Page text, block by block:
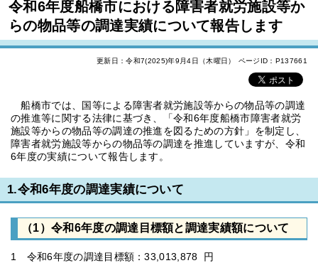
令和6年度船橋市における障害者就労施設等か
らの物品等の調達実績について報告します
更新日：令和7(2025)年9月4日（木曜日） ページID：P137661
船橋市では、国等による障害者就労施設等からの物品等の調達
の推進等に関する法律に基づき、「令和6年度船橋市障害者就労
施設等からの物品等の調達の推進を図るための方針」を制定し、
障害者就労施設等からの物品等の調達を推進していますが、令和
6年度の実績について報告します。
1.令和6年度の調達実績について
（1）令和6年度の調達目標額と調達実績額について
1 令和6年度の調達目標額：33,013,878 円